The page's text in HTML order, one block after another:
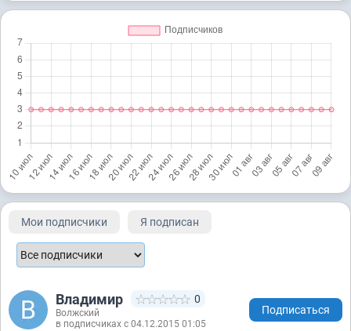
Мои подписчики Я подписан
Владимир 0
Волжский
в подписчиках с 04.12.2015 01:05
Подписаться